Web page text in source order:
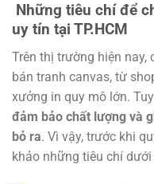
Những tiêu chí để
uy tín tại TP.HCM
Trên thị trường hiện
bán tranh canvas, từ
xưởng in quy mô lớn.
đảm bảo chất lượng và
bỏ ra. Vì vậy, trước khi
khảo những tiêu chí dưới